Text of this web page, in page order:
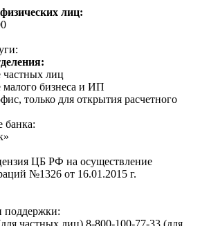
лиц:
лиц
бизнеса и ИП
только для открытия расчетного
банка:
ЦБ РФ на осуществление
№1326 от 16.01.2015 г.
поддержки:
частных лиц) 8-800-100-77-33 (для